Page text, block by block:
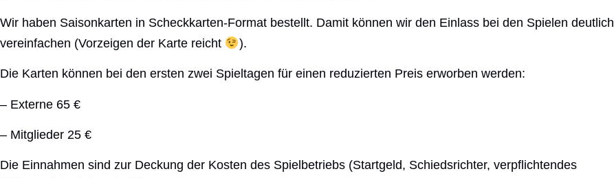
Wir haben Saisonkarten in Scheckkarten-Format bestellt. Damit können wir den Einlass bei den Spielen deutlich
vereinfachen (Vorzeigen der Karte reicht
).
Die Karten können bei den ersten zwei Spieltagen für einen reduzierten Preis erworben werden:
– Externe 65 €
– Mitglieder 25 €
Die Einnahmen sind zur Deckung der Kosten des Spielbetriebs (Startgeld, Schiedsrichter, verpflichtendes